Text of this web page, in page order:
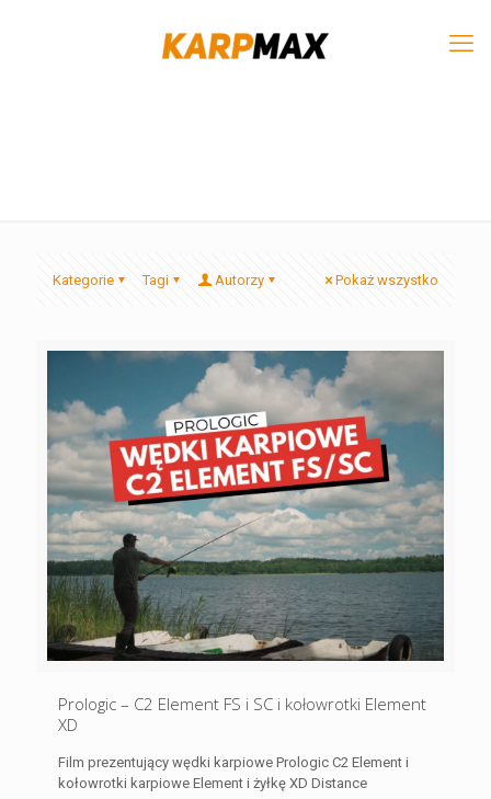
Kategorie Tagi Autorzy Pokaż wszystko
Prologic – C2 Element FS i SC i kołowrotki Element
XD
Film prezentujący wędki karpiowe Prologic C2 Element i
kołowrotki karpiowe Element i żyłkę XD Distance